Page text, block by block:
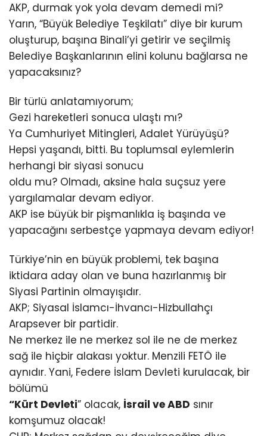
AKP, durmak yok yola devam demedi mi?
Yarın, “Büyük Belediye Teşkilatı” diye bir kurum
oluşturup, başına Binali’yi getirir ve seçilmiş
Belediye Başkanlarının elini kolunu bağlarsa ne
yapacaksınız?
Bir türlü anlatamıyorum;
Gezi hareketleri sonuca ulaştı mı?
Ya Cumhuriyet Mitingleri, Adalet Yürüyüşü?
Hepsi yaşandı, bitti. Bu toplumsal eylemlerin
herhangi bir siyasi sonucu
oldu mu? Olmadı, aksine hala suçsuz yere
yargılamalar devam ediyor.
AKP ise büyük bir pişmanlıkla iş başında ve
yapacağını serbestçe yapmaya devam ediyor!
Türkiye’nin en büyük problemi, tek başına
iktidara aday olan ve buna hazırlanmış bir
Siyasi Partinin olmayışıdır.
AKP; Siyasal İslamcı-İhvancı-Hizbullahçı
Arapsever bir partidir.
Ne merkez ile ne merkez sol ile ne de merkez
sağ ile hiçbir alakası yoktur. Menzili FETÖ ile
aynıdır. Yani, Federe İslam Devleti kurulacak, bir
bölümü
“Kürt Devleti” olacak, İsrail ve ABD sınır
komşumuz olacak!